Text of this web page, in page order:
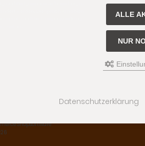
werden. Die Sprachvariablen
Shopsoftware
ALLE
NUR
Datenschutzerklärung